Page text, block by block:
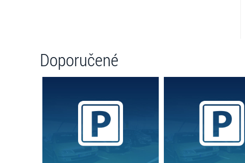
Doporučené